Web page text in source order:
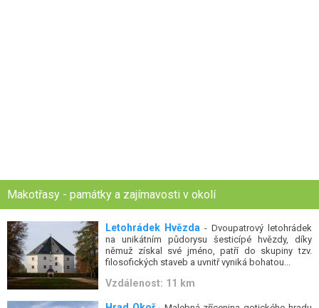
Makotřasy - památky a zajímavosti v okolí
Letohrádek Hvězda - Dvoupatrový letohrádek
na unikátním půdorysu šesticípé hvězdy, díky
němuž získal své jméno, patří do skupiny tzv.
filosofických staveb a uvnitř vyniká bohatou...
Vzdálenost: 11 km